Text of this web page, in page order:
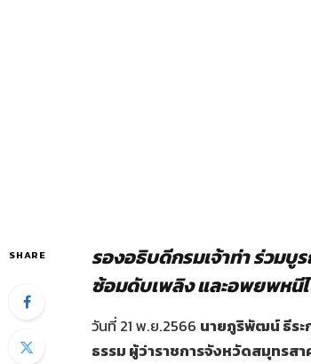
SHARE
รองอธิบดีกรมเจ้าท่า ร่วม
ซ้อมดับเพลิง และอพยพหนี
วันที่ 21 พ.ย.2566 นายภูริพัฒน์ ธีร
ธรรม ผู้ว่าราชการจังหวัดสมุทรสา